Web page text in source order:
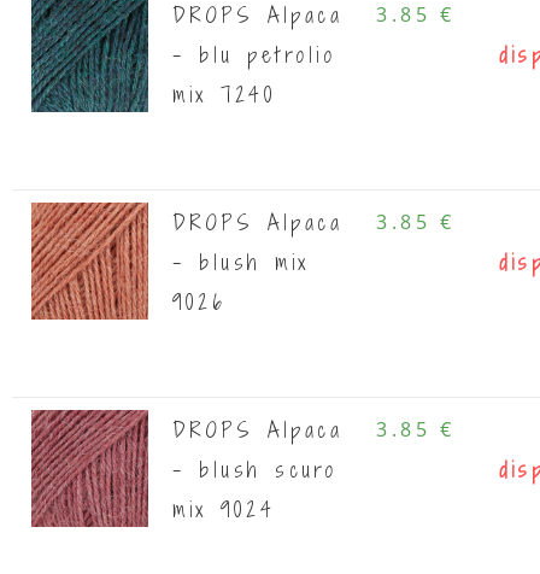
DROPS Alpaca
- blu petrolio
mix 7240
3.85 €
DROPS Alpaca
- blush mix
9026
3.85 €
DROPS Alpaca
- blush scuro
mix 9024
3.85 €